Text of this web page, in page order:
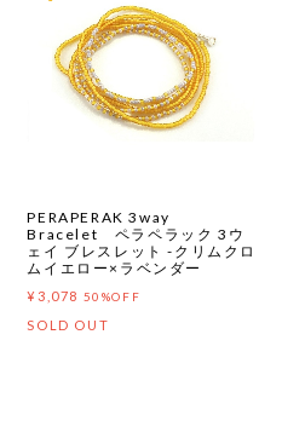
PERAPERAK 3way
Bracelet ペラペラック 3ウ
ェイ ブレスレット -クリムクロ
ムイエロー×ラベンダー
¥3,078 50%OFF
SOLD OUT